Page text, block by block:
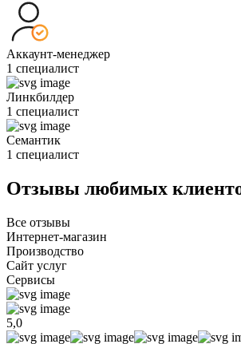
Аккаунт-менеджер
1 специалист
Линкбилдер
1 специалист
Семантик
1 специалист
Отзывы любимых
Все отзывы
Интернет-магазин
Производство
Сайт услуг
Сервисы
5,0